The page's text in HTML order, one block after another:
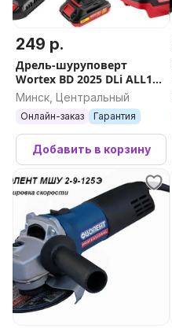
249 р.
Дрель-шуруповерт
Wortex BD 2025 DLi ALL1
1329835 (с 1-им АКБ, кейс)
Минск, Центральный
Онлайн-заказ Гарантия
Добавить в корзину